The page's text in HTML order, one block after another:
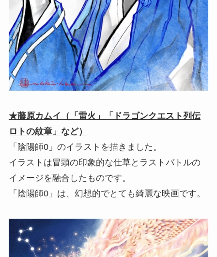
★藤原カムイ（「雷火」「ドラゴンクエスト列伝
ロトの紋章」など）
「陰陽師0」のイラストを描きました。
イラストは冒頭の印象的な仕草とラストバトルの
イメージを融合したものです。
「陰陽師0」は、幻想的でとても綺麗な映画です。